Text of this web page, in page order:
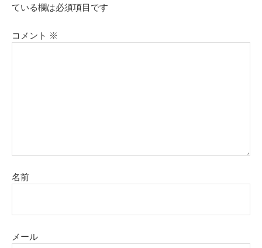
ている欄は必須項目です
コメント ※
名前
メール